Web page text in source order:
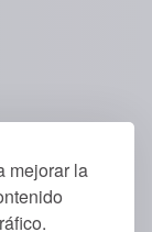
mejorar la